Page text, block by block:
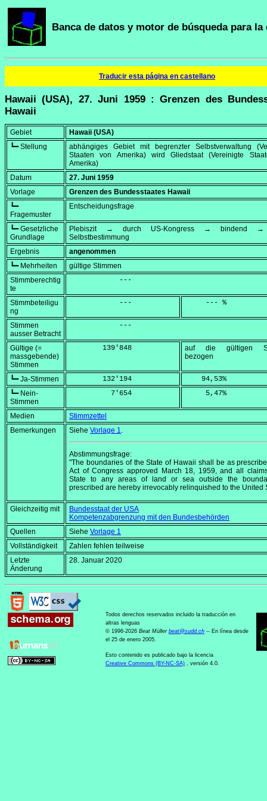
Banca de datos y motor de búsqueda para
Traducir esta página en castellano
Hawaii (USA), 27. Juni 1959 : Grenzen des
Hawaii
Gebiet
Hawaii (USA)
┗━ Stellung
abhängiges Gebiet mit begrenzter Selbstverwaltung
Staaten von Amerika) wird Gliedstaat (Vereinigte
Amerika)
Datum
27. Juni 1959
Vorlage
Grenzen des Bundesstaates Hawaii
┗━
Fragemuster
Entscheidungsfrage
┗━ Gesetzliche
Grundlage
Plebiszit → durch US-Kongress → bindend →
Selbstbestimmung
Ergebnis
angenommen
┗━ Mehrheiten
gültige Stimmen
Stimmberechtig
te
            ---
Stimmbeteiligu
ng
            ---
     --- %
Stimmen
ausser Betracht
            ---
Gültige (=
massgebende)
Stimmen
        139'848
auf die gültigen
bezogen
┗━ Ja-Stimmen
        132'194
    94,53
%
┗━ Nein-
Stimmen
          7'654
     5,47
%
Medien
Stimmzettel
Bemerkungen
Siehe Vorlage 1.
Abstimmungsfrage:
"The boundaries of the State of Hawaii shall be as
Act of Congress approved March 18, 1959, and all
State to any areas of land or sea outside the
prescribed are hereby irrevocably relinquished to the United
Gleichzeitig mit
Bundesstaat der USA
Kompetenzabgrenzung mit den Bundesbehörden
Quellen
Siehe Vorlage 1
Vollständigkeit
Zahlen fehlen teilweise
Letzte
Änderung
28. Januar 2020
Todos derechos reservados incluido la traducción en
altras lenguas
© 1996-2026 Beat Müller beat@sudd.ch -- En línea desde
el 25 de enero 2005.
Esto contenido es publicado bajo la licencia
Creative Commons (BY-NC-SA) , versión 4.0.